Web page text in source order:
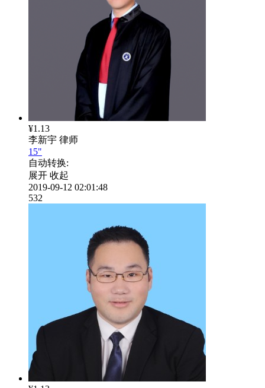
¥1.13
李新宇 律师
15"
自动转换:
展开 收起
2019-09-12 02:01:48
532